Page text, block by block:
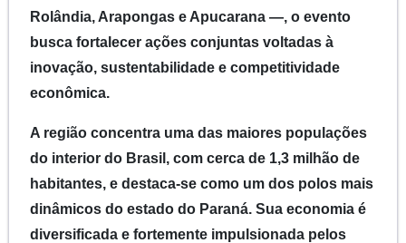
Rolândia, Arapongas e Apucarana —, o evento
busca fortalecer ações conjuntas voltadas à
inovação, sustentabilidade e competitividade
econômica.
A região concentra uma das maiores populações
do interior do Brasil, com cerca de 1,3 milhão de
habitantes, e destaca-se como um dos polos mais
dinâmicos do estado do Paraná. Sua economia é
diversificada e fortemente impulsionada pelos